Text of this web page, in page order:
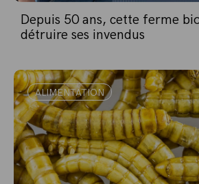
Depuis 50 ans, cette ferme
détruire ses invendus
ALIMENTATION